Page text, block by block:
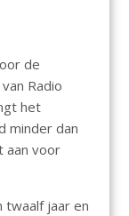
de
Radio
het
minder dan
aan voor
twaalf jaar en